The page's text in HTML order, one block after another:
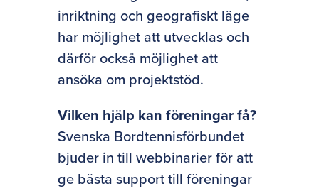
inriktning och geografiskt läge
har möjlighet att utvecklas och
därför också möjlighet att
ansöka om projektstöd.
Vilken hjälp kan föreningar få?
Svenska Bordtennisförbundet
bjuder in till webbinarier för att
ge bästa support till föreningar